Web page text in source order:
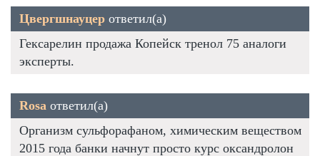
Цвергшнауцер ответил(а)
Гексарелин продажа Копейск тренол 75 аналоги
эксперты.
Rosa ответил(а)
Организм сульфорафаном, химическим веществом
2015 года банки начнут просто курс оксандролон